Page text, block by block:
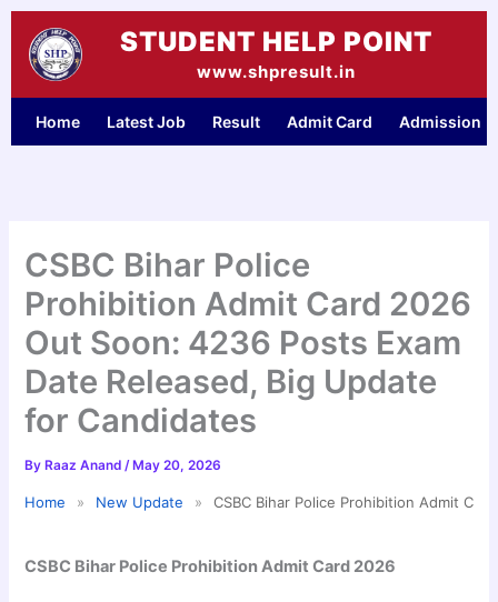
Skip
content
STUDENT HELP POINT
www.shpresult.in
Home Latest Job Result Admit Card Admission
CSBC Bihar Police
Prohibition Admit Card 2026
Out Soon: 4236 Posts Exam
Date Released, Big Update
for Candidates
By Raaz Anand/ May 20, 2026
Home » New Update » CSBC Bihar Police Prohibition Admit
CSBC Bihar Police Prohibition Admit Card 2026